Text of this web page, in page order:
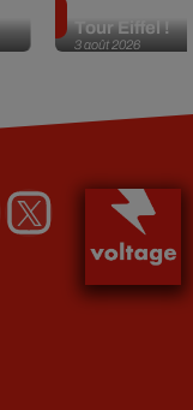
3 août 2026
Tour Eiffel !